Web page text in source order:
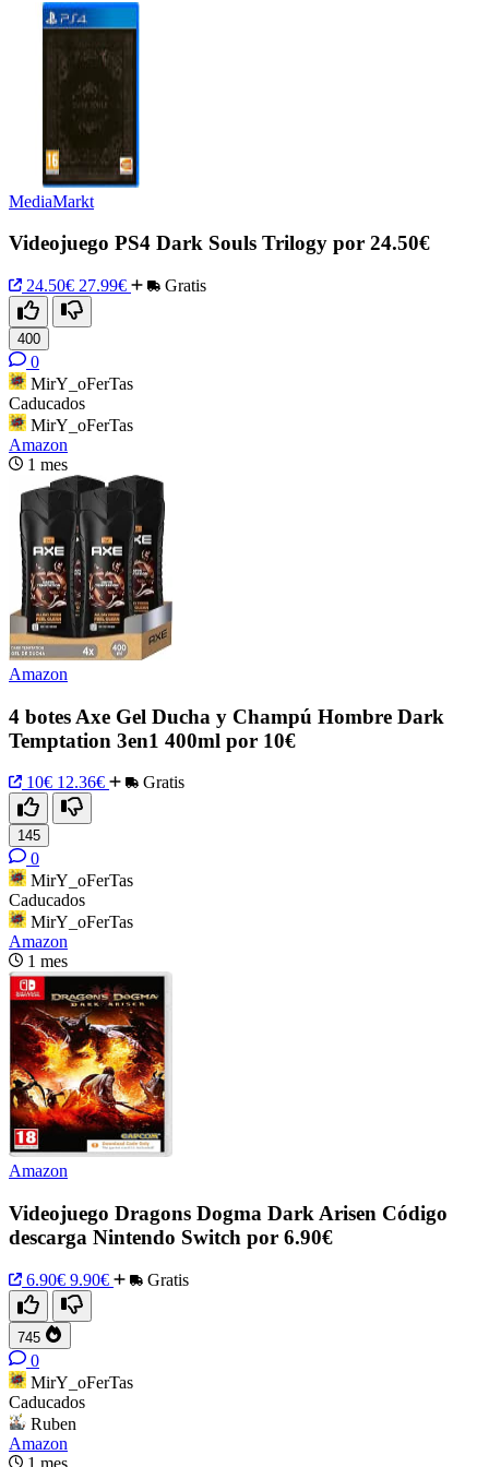
MediaMarkt
Videojuego PS4 Dark Souls Trilogy por 24.50€
24.50€ 27.99€ Gratis
400
0
MirY_oFerTas
Caducados
MirY_oFerTas
Amazon
1 mes
Amazon
4 botes Axe Gel Ducha y Champú Hombre Dark
Temptation 3en1 400ml por 10€
10€ 12.36€ Gratis
145
0
MirY_oFerTas
Caducados
MirY_oFerTas
Amazon
1 mes
Amazon
Videojuego Dragons Dogma Dark Arisen Código
descarga Nintendo Switch por 6.90€
6.90€ 9.90€ Gratis
745
0
MirY_oFerTas
Caducados
Ruben
Amazon
1 mes